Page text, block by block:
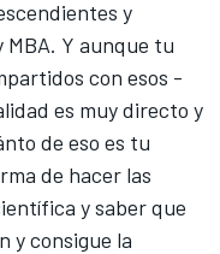
y
MBA. Y aunque tu
con esos -
es muy directo y
de eso es tu
de hacer las
y saber que
y consigue la